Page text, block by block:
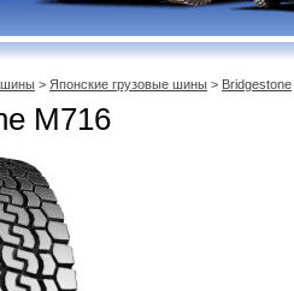
шины > Японские грузовые шины > Bridgestone
M716